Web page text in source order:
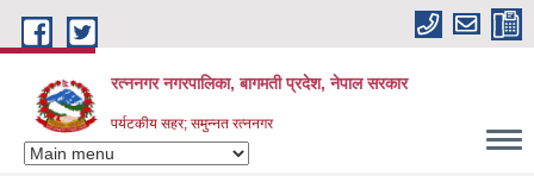
Skip to main content
रत्ननगर नगरपालिका, बागमती प्रदेश, नेपाल सरकार
पर्यटकीय सहर; समुन्नत रत्ननगर